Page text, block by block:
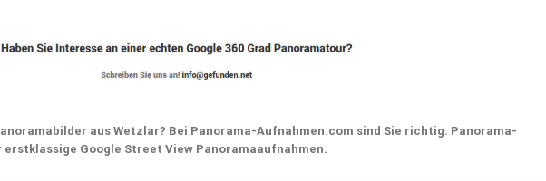
aus Wetzlar? Bei Panorama-Aufnahmen.com sind Sie richtig. Panorama-
Google Street View Panoramaaufnahmen.